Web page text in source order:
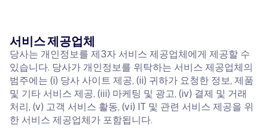
서비스 제공업체
당사는 개인정보를 제3자 서비스 제공업체에게 제공할 수
있습니다. 당사가 개인정보를 위탁하는 서비스 제공업체의
범주에는 (i) 당사 사이트 제공, (ii) 귀하가 요청한 정보, 제품
및 기타 서비스 제공, (iii) 마케팅 및 광고, (iv) 결제 및 거래
처리, (v) 고객 서비스 활동, (vi) IT 및 관련 서비스 제공을 위
한 서비스 제공업체가 포함됩니다.